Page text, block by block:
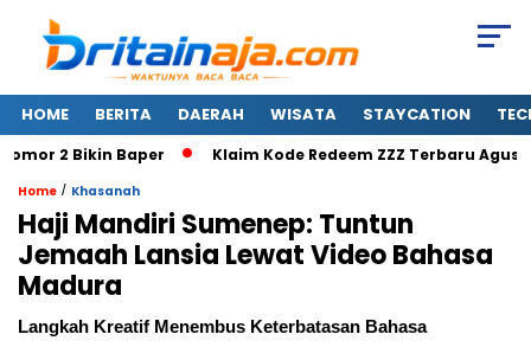
HOME BERITA DAERAH WISATA STAYCATION
2 Bikin Baper Klaim Kode Redeem ZZZ Terbaru Agustus
Home / Khasanah
Haji Mandiri Sumenep: Tuntun
Jemaah Lansia Lewat Video Bahasa
Madura
Langkah Kreatif Menembus Keterbatasan Bahasa